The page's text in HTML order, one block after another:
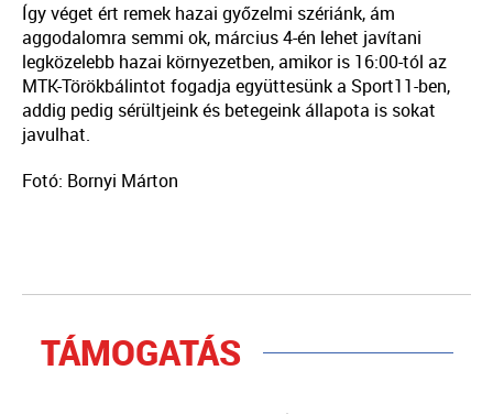
Így véget ért remek hazai győzelmi szériánk, ám
aggodalomra semmi ok, március 4-én lehet javítani
legközelebb hazai környezetben, amikor is 16:00-tól az
MTK-Törökbálintot fogadja együttesünk a Sport11-ben,
addig pedig sérültjeink és betegeink állapota is sokat
javulhat.
Fotó: Bornyi Márton
TÁMOGATÁS